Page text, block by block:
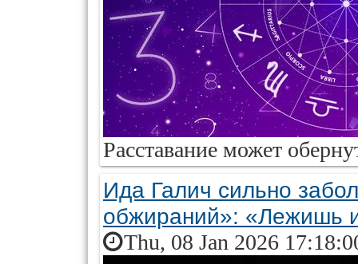
Расставание может
Ида Галич сильно
обжираний»: «Лежишь
Thu, 08 Jan 2026